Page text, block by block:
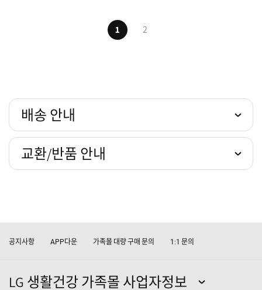
1 2
배송 안내
교환/반품 안내
공지사항 APP다운 가족몰 대량 구매 문의 1:1 문의
LG 생활건강 가족몰 사업자정보